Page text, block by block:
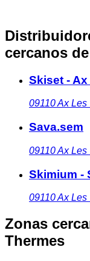
cercanos
Skiset -
09110Ax Les
Sava.sem
09110Ax Les
Skimium -
09110Ax Les
Zonas
Thermes